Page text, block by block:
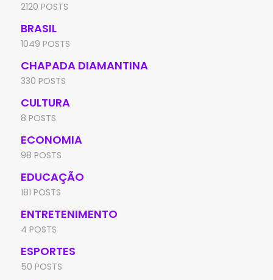
2120 POSTS
BRASIL
1049 POSTS
CHAPADA DIAMANTINA
330 POSTS
CULTURA
8 POSTS
ECONOMIA
98 POSTS
EDUCAÇÃO
181 POSTS
ENTRETENIMENTO
4 POSTS
ESPORTES
50 POSTS